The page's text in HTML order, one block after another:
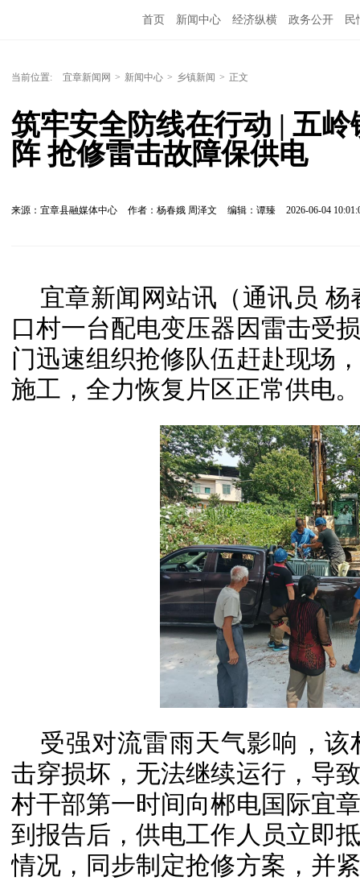
首页 新闻中心 经济纵横 政务公开 民
当前位置: 宜章新闻网 > 新闻中心 > 乡镇新闻 > 正文
筑牢安全防线在行动 | 五
阵 抢修雷击故障保供电
来源：宜章县融媒体中心 作者：杨春娥 周泽文 编辑：谭臻 2026-06-04
宜章新闻网站讯（通讯员
口村一台配电变压器因雷击受
门迅速组织抢修队伍赶赴现场
施工，全力恢复片区正常供电。
受强对流雷雨天气影响，
击穿损坏，无法继续运行，导
村干部第一时间向郴电国际宜
到报告后，供电工作人员立即
情况，同步制定抢修方案，并